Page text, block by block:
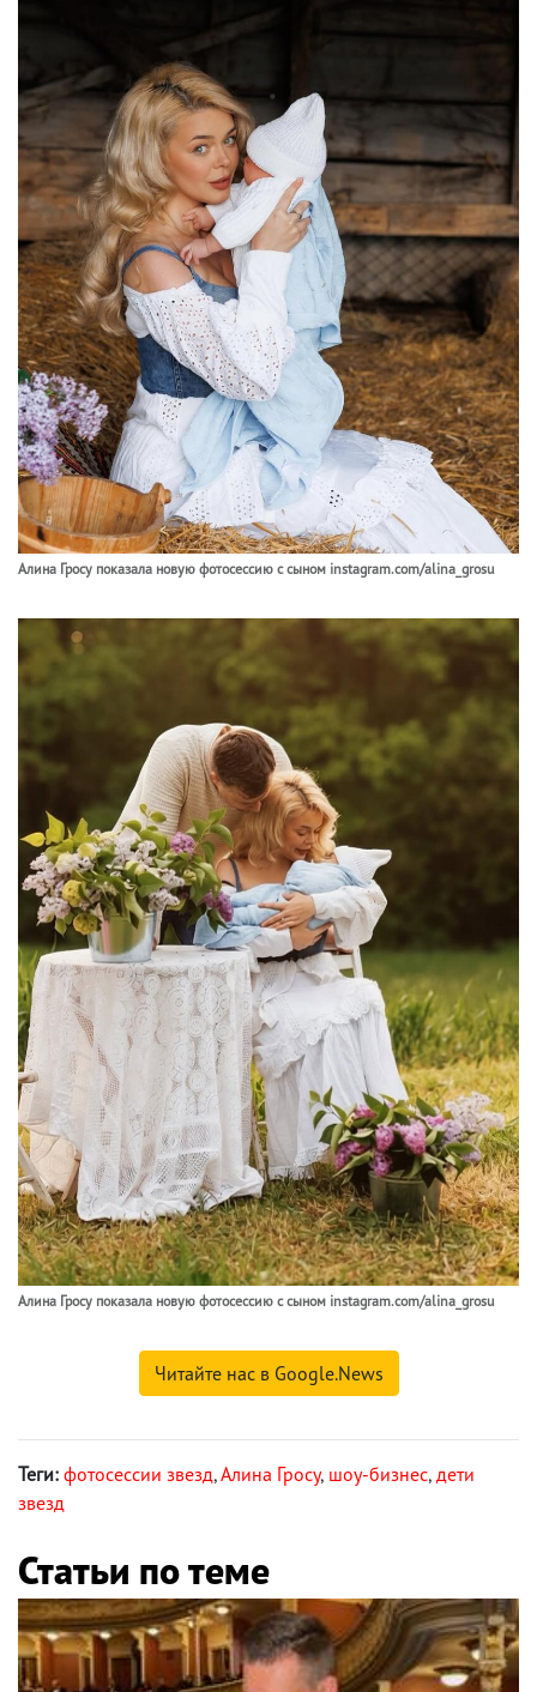
Алина Гросу показала новую фотосессию с сыном instagram.com/alina_grosu
Алина Гросу показала новую фотосессию с сыном instagram.com/alina_grosu
Читайте нас в Google.News
Теги: фотосессии звезд,Алина Гросу, шоу-бизнес, дети
звезд
Статьи по теме